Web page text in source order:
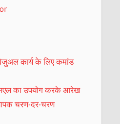
कार्य के लिए कमांड
का उपयोग करके आरेख
चरण-दर-चरण